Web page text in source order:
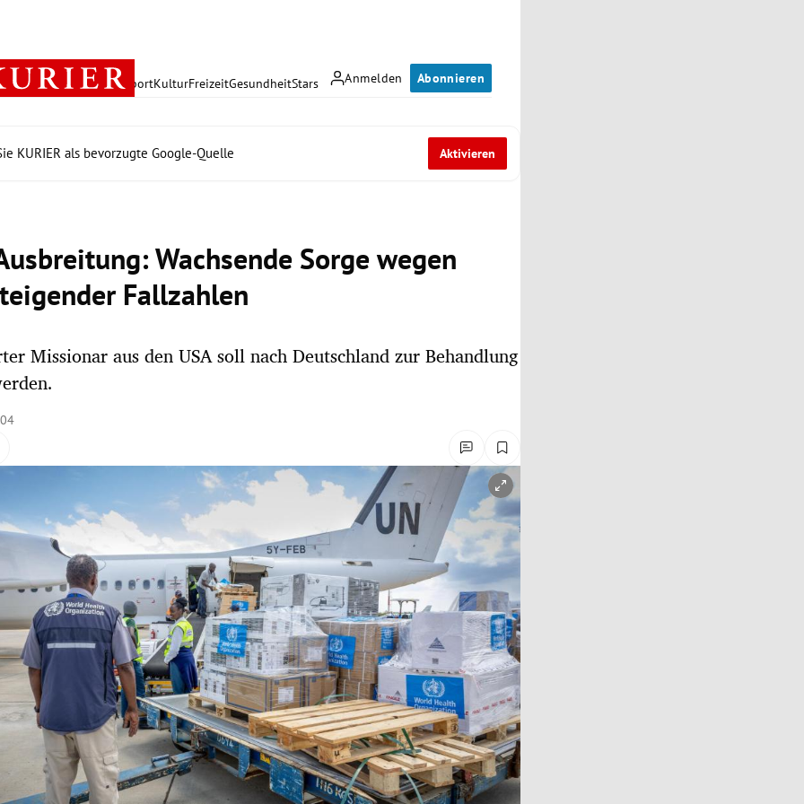
Anmelden Abonnieren
PolitikWirtschaft SportKulturFreizeitGesundheitStars
KURIER als bevorzugte Google-Quelle Aktivieren
Wachsende Sorge wegen
Fallzahlen
Missionar aus den USA soll nach Deutschland zur Behandlung
öffnen/schließen